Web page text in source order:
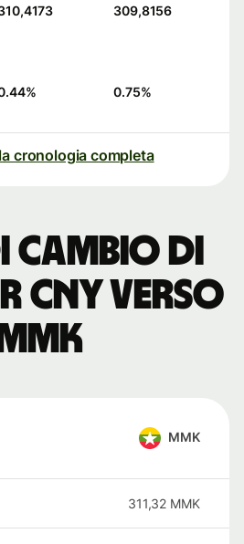
309,8156
% 0.75%
cronologia completa
cambio di
CNY verso
MMK
MMK
311,32 MMK